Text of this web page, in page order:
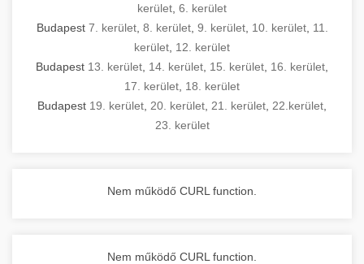
kerület 6. kerület
Budapest 7. kerület, 8. kerület, 9. kerület, 10. kerület, 11.
kerület 12. kerület
Budapest 13. kerület 14. kerület 15. kerület 16. kerület
17. kerület 18. kerület
Budapest 19. kerület 20. kerület 21. kerület 22.kerület
23. kerület
Nem működő CURL function.
Nem működő CURL function.